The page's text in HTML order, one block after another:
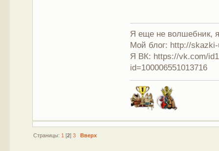
Я еще не волшебник,
Мой блог: http://
Я ВК: https://vk.com/
id=100006551013716
Страницы: 1 [2] 3 Вверх